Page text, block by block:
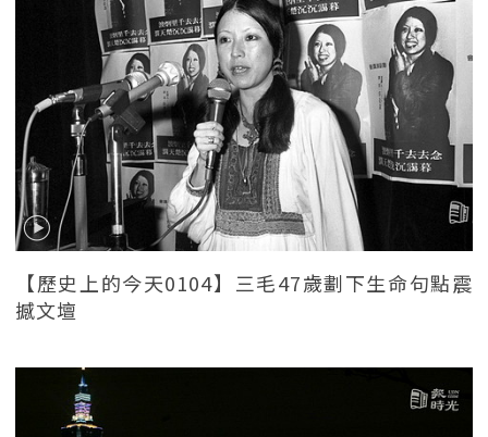
【歷史上的今天0104】三毛47歲劃下生命句點震
撼文壇